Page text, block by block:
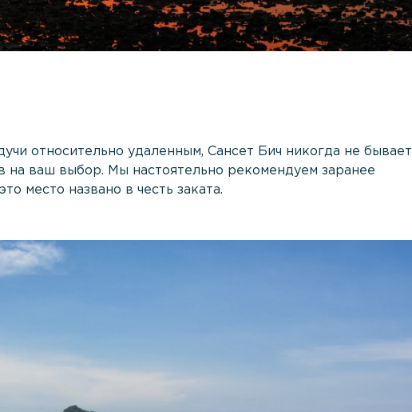
относительно удаленным, Сансет Бич никогда не бывает
на ваш выбор. Мы настоятельно рекомендуем заранее
место названо в честь заката.